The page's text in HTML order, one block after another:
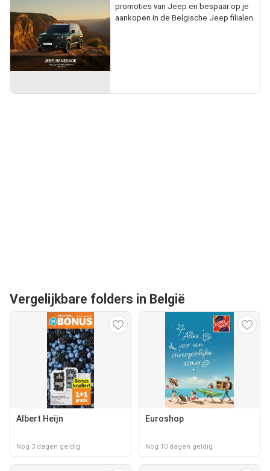
promoties van Jeep en bespaar op je
aankopen in de Belgische Jeep filialen.
Vergelijkbare folders in België
Albert Heijn
Nog 3 dagen geldig
Euroshop
Nog 10 dagen geldig